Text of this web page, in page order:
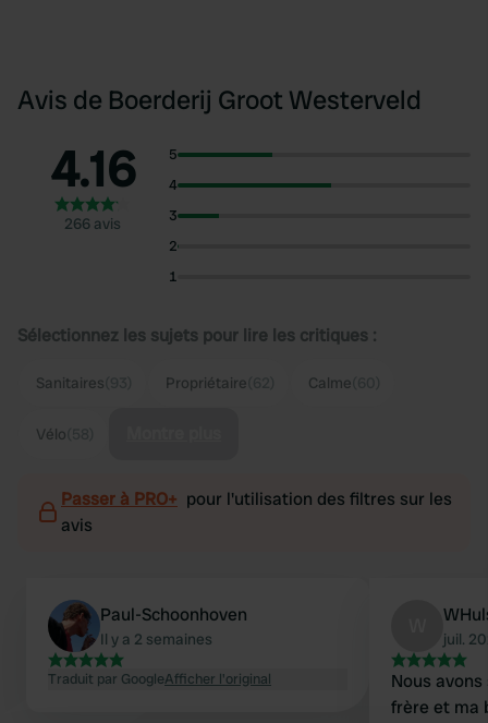
Avis de Boerderij Groot Westerveld
4.16
266 avis
5
4
3
2
1
Sélectionnez les sujets pour lire les critiques :
Sanitaires Propriétaire Calme
Vélo
Passer à PRO+ pour l'utilisation des filtres sur les
avis
Paul-Schoonhoven
Il y a 2 semaines
Traduit par GoogleAfficher l'original
juil.
Nous
frère et ma